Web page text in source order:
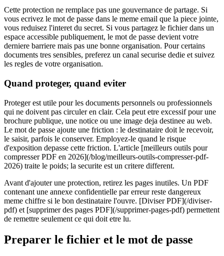
Cette protection ne remplace pas une gouvernance de partage. Si
vous ecrivez le mot de passe dans le meme email que la piece jointe,
vous reduisez l'interet du secret. Si vous partagez le fichier dans un
espace accessible publiquement, le mot de passe devient votre
derniere barriere mais pas une bonne organisation. Pour certains
documents tres sensibles, preferez un canal securise dedie et suivez
les regles de votre organisation.
Quand proteger, quand eviter
Proteger est utile pour les documents personnels ou professionnels
qui ne doivent pas circuler en clair. Cela peut etre excessif pour une
brochure publique, une notice ou une image deja destinee au web.
Le mot de passe ajoute une friction : le destinataire doit le recevoir,
le saisir, parfois le conserver. Employez-le quand le risque
d'exposition depasse cette friction. L'article [meilleurs outils pour
compresser PDF en 2026](/blog/meilleurs-outils-compresser-pdf-
2026) traite le poids; la securite est un critere different.
Avant d'ajouter une protection, retirez les pages inutiles. Un PDF
contenant une annexe confidentielle par erreur reste dangereux
meme chiffre si le bon destinataire l'ouvre. [Diviser PDF](/diviser-
pdf) et [supprimer des pages PDF](/supprimer-pages-pdf) permettent
de remettre seulement ce qui doit etre lu.
Preparer le fichier et le mot de passe